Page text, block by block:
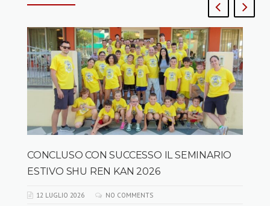
CONCLUSO CON SUCCESSO IL SEMINARIO
ESTIVO SHU REN KAN 2026
12 LUGLIO 2026 NO COMMENTS